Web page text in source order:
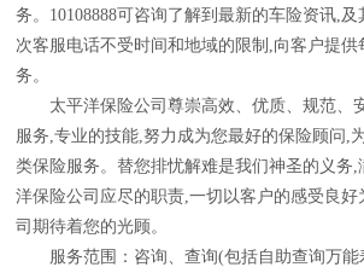
务。10108888可咨询了解到最新的车险资讯,及
次客服电话不受时间和地域的限制,向客户提供
务。
太平洋保险公司尊崇高效、优质、规范、
服务,专业的技能,努力成为您最好的保险顾问,
类保险服务。替您排忧解难是我们神圣的义务
洋保险公司应尽的职责,一切以客户的感受良
司期待着您的光顾。
服务范围：咨询、查询(包括自助查询万能